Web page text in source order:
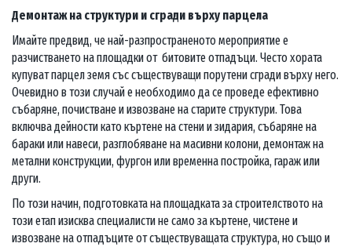
Демонтаж на структури и сгради върху парцела
Имайте предвид, че най-разпространеното мероприятие е
разчистването на площадки от битовите отпадъци. Често хората
купуват парцел земя със съществуващи порутени сгради върху него.
Очевидно в този случай е необходимо да се проведе ефективно
събаряне, почистване и извозване на старите структури. Това
включва дейности като къртене на стени и зидария, събаряне на
бараки или навеси, разглобяване на масивни колони, демонтаж на
метални конструкции, фургон или временна постройка, гараж или
други.
По този начин, подготовката на площадката за строителството на
този етап изисква специалисти не само за къртене, чистене и
извозване на отпадъците от съществуващата структура, но също и